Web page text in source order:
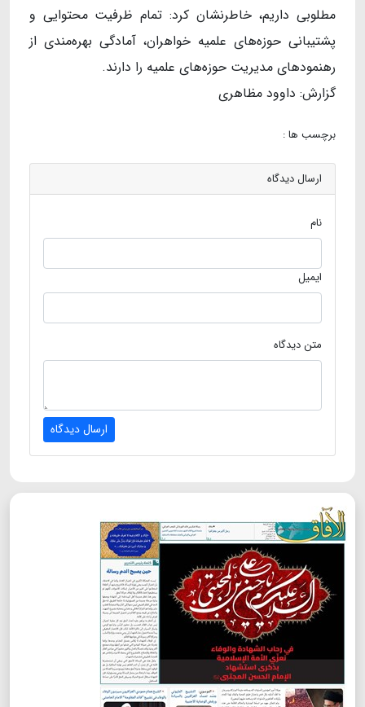
مطلوبی داریم، خاطرنشان کرد: تمام ظرفیت محتوایی و
پشتیبانی حوزه‌های علمیه خواهران، آمادگی بهره‌مندی از
رهنمودهای مدیریت حوزه‌های علمیه را دارند.
گزارش: داوود مظاهری
برچسب ها :
ارسال دیدگاه
نام
ایمیل
متن دیدگاه
ارسال دیدگاه